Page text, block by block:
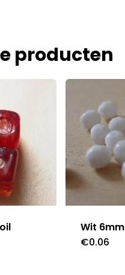
producten
Wit 6mm
€0.06